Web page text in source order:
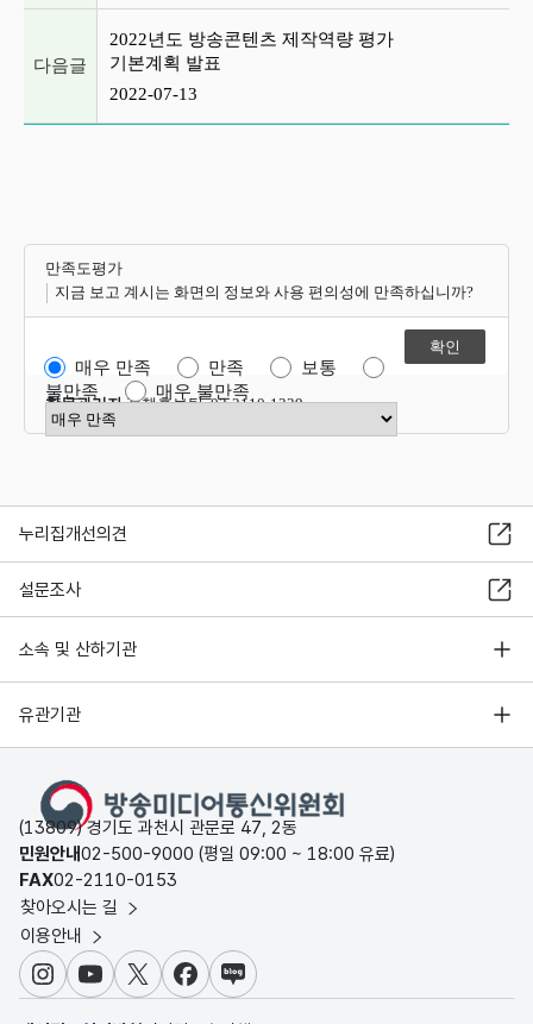
다음글
2022년도 방송콘텐츠 제작역량 평가
기본계획 발표
2022-07-13
만족도평가
지금 보고 계시는 화면의 정보와 사용 편의성에 만족하십니까?
매우 만족 만족
보통
불만족
매우 불만족
만족도 점수 선택
항목관리자정책홍보팀 02-2110-1339
누리집개선의견
설문조사
소속 및 산하기관
유관기관
(13809) 경기도 과천시 관문로 47, 2동
민원안내02-500-9000 (평일 09:00 ~ 18:00 유료)
FAX02-2110-0153
찾아오시는 길
이용안내
인스타그램
유튜브X 페이스북
블로그